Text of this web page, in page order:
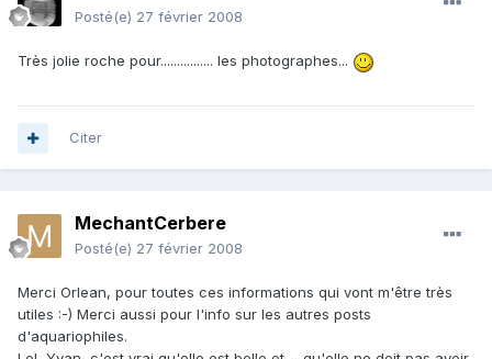
Posté(e) 27 février 2008
Très jolie roche pour................ les photographes...
Citer
MechantCerbere
Posté(e) 27 février 2008
Merci Orlean, pour toutes ces informations qui vont m'être très
utiles :-) Merci aussi pour l'info sur les autres posts
d'aquariophiles.